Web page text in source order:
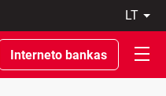
Interneto bankas